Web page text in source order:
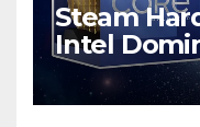
Steam
Intel
Bersaing